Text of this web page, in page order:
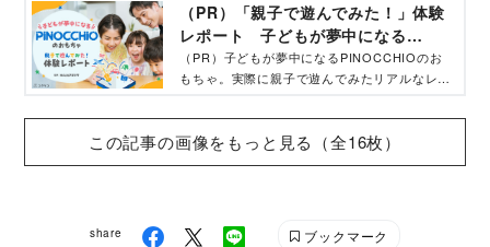
（PR）「親子で遊んでみた！」体験
レポート 子どもが夢中になる
「PINOCCHIOのおもちゃ」
（PR）子どもが夢中になるPINOCCHIOのお
もちゃ。実際に親子で遊んでみたリアルなレビ
この記事の画像をもっと見る（全16枚）
share ブックマーク